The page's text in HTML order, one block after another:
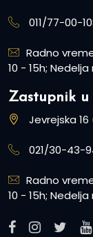
011/77-00-
Radno
10 - 15h;
Zastupnik u
Jevrejska
021/30-43-
Radno
10 - 15h;